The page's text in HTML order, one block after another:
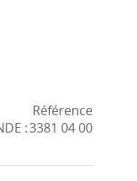
:
Référence
3381 04 00